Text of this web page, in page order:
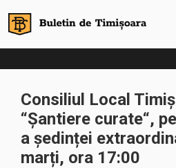
Consiliul Local
“Șantiere curate“,
a ședinței
marți, ora 17:00